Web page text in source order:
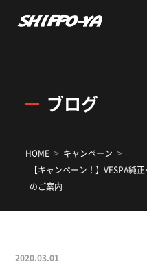
ブログ
HOME > キャンペーン >
【キャンペーン！】VESPA純
のご案内
2020.03.01